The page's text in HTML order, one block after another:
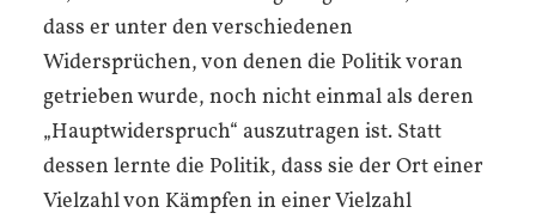
dass er unter den verschiedenen
Widersprüchen, von denen die Politik voran
getrieben wurde, noch nicht einmal als deren
„Hauptwiderspruch“ auszutragen ist. Statt
dessen lernte die Politik, dass sie der Ort einer
Vielzahl von Kämpfen in einer Vielzahl